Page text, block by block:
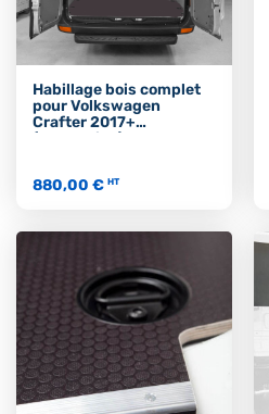
Habillage bois complet
pour Volkswagen
Crafter 2017+
(Propulsion)
880,00 € HT